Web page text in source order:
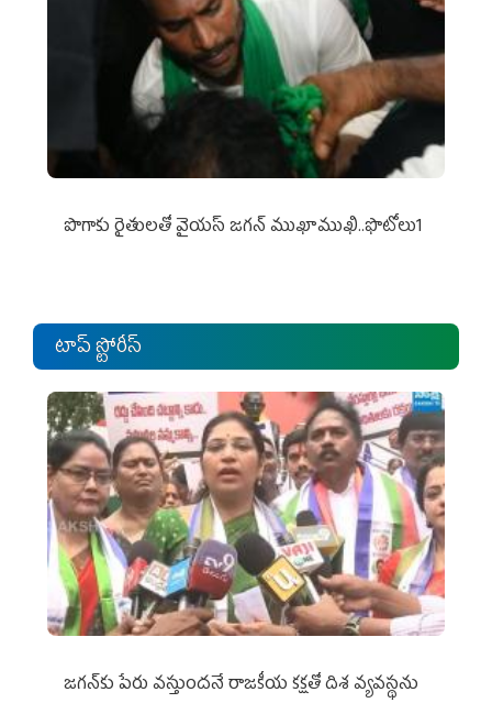
పొగాకు రైతుల‌తో వైయ‌స్ జ‌గ‌న్ ముఖాముఖి..ఫొటోలు1
టాప్ స్టోరీస్
జగన్‌కు పేరు వస్తుందనే రాజకీయ కక్షతో దిశ వ్య‌వ‌స్థ‌ను